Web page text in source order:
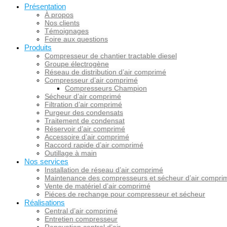
Présentation
À propos
Nos clients
Témoignages
Foire aux questions
Produits
Compresseur de chantier tractable diesel
Groupe électrogène
Réseau de distribution d’air comprimé
Compresseur d’air comprimé
Compresseurs Champion
Sécheur d’air comprimé
Filtration d’air comprimé
Purgeur des condensats
Traitement de condensat
Réservoir d’air comprimé
Accessoire d’air comprimé
Raccord rapide d’air comprimé
Outillage à main
Nos services
Installation de réseau d’air comprimé
Maintenance des compresseurs et sécheur d’air
Vente de matériel d’air comprimé
Piéces de rechange pour compresseur et sécheur
Réalisations
Central d’air comprimé
Entretien compresseur